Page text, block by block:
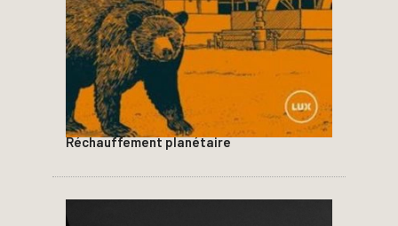
Réchauffement planétaire